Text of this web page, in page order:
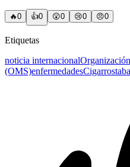
🔥0 👍0 😲0 😢0 😠0
Etiquetas
noticia internacional
(OMS)enfermedadesCigarros